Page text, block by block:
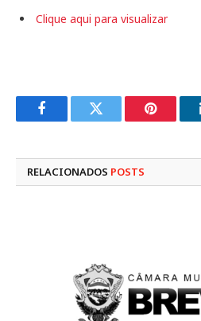
Clique aqui para visualizar
FacebookTwitter Pinterest
RELACIONADOS POSTS